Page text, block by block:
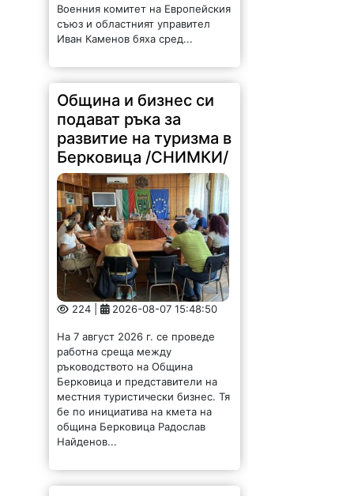
Община и бизнес си
подават ръка за
развитие на туризма в
Берковица /СНИМКИ/
224 | 2026-08-07 15:48:50
На 7 август 2026 г. се проведе
работна среща между
ръководството на Община
Берковица и представители на
местния туристически бизнес. Тя
бе по инициатива на кмета на
община Берковица Радослав
Найденов...
Потрес! Ломчани
задръстили
канализация с
парцали и завивки /
СНИМКИ/